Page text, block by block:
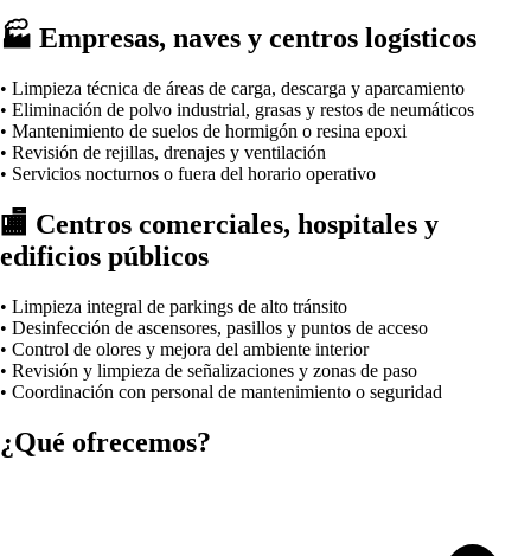
🏭 Empresas, naves y centros logísticos
• Limpieza técnica de áreas de carga, descarga y aparcamiento
• Eliminación de polvo industrial, grasas y restos de neumáticos
• Mantenimiento de suelos de hormigón o resina epoxi
• Revisión de rejillas, drenajes y ventilación
• Servicios nocturnos o fuera del horario operativo
🏬 Centros comerciales, hospitales y
edificios públicos
• Limpieza integral de parkings de alto tránsito
• Desinfección de ascensores, pasillos y puntos de acceso
• Control de olores y mejora del ambiente interior
• Revisión y limpieza de señalizaciones y zonas de paso
• Coordinación con personal de mantenimiento o seguridad
¿Qué ofrecemos?